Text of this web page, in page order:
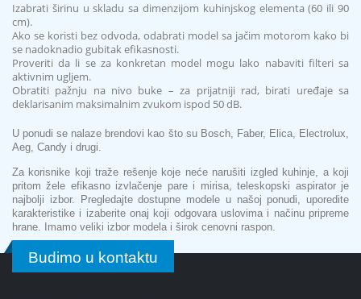
Izabrati širinu u skladu sa dimenzijom kuhinjskog elementa (60 ili 90
cm).
Ako se koristi bez odvoda, odabrati model sa jačim motorom kako bi
se nadoknadio gubitak efikasnosti.
Proveriti da li se za konkretan model mogu lako nabaviti filteri sa
aktivnim ugljem.
Obratiti pažnju na nivo buke – za prijatniji rad, birati uređaje sa
deklarisanim maksimalnim zvukom ispod 50 dB.
U ponudi se nalaze brendovi kao što su Bosch, Faber, Elica, Electrolux,
Aeg, Candy i drugi.
Za korisnike koji traže rešenje koje neće narušiti izgled kuhinje, a koji
pritom žele efikasno izvlačenje pare i mirisa, teleskopski aspirator je
najbolji izbor. Pregledajte dostupne modele u našoj ponudi, uporedite
karakteristike i izaberite onaj koji odgovara uslovima i načinu pripreme
hrane. Imamo veliki izbor modela i širok cenovni raspon.
Budimo u kontaktu